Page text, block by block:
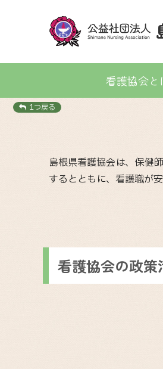
看護協会と
1つ戻る
島根県看護協会は、保健
するとともに、看護職が
看護協会の政策